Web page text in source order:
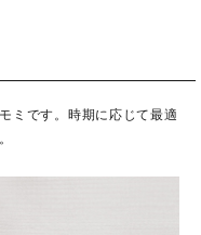
ミです。時期に応じて最適